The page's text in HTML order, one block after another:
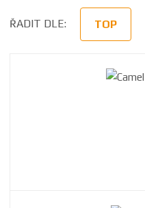
ŘADIT DLE: TOP